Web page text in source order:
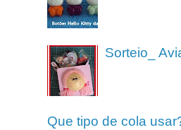
Sorteio_
Que tipo de cola